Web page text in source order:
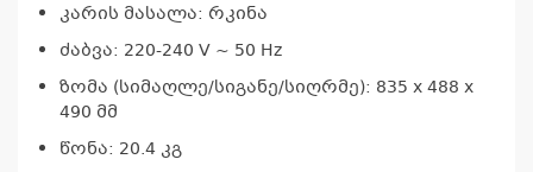
კარის მასალა: რკინა
ძაბვა: 220-240 V ~ 50 Hz
ზომა (სიმაღლე/სიგანე/სიღრმე): 835 x 488 x
490 მმ
წონა: 20.4 კგ